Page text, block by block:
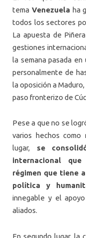
tema Venezuela ha
todos los sectores
La apuesta de
gestiones
la semana pasada
personalmente de
la oposición a
paso fronterizo de
Pese a que no se
varios hechos
lugar, se
internacional
régimen que tiene
política y
innegable y el
aliados.
En segundo lugar, la